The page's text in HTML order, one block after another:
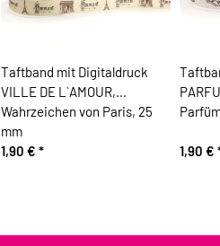
Taftband mit Digitaldruck
VILLE DE L`AMOUR,
Wahrzeichen von Paris, 25
mm
1,90 € * 1,90 €